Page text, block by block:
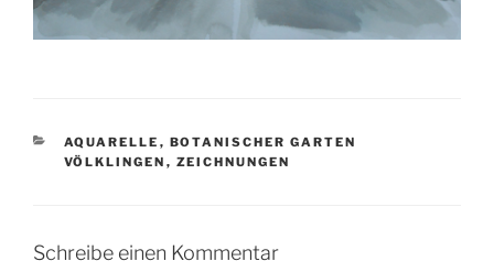
KATEGORIEN
AQUARELLE , BOTANISCHER GARTEN
VÖLKLINGEN , ZEICHNUNGEN
Schreibe einen Kommentar